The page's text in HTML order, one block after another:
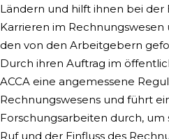
Ländern und hilft ihnen bei
Karrieren im
den von den Arbeitgebern
Durch ihren Auftrag im
ACCA eine angemessene
Rechnungswesens und führt
Forschungsarbeiten durch, um
Ruf und der Einfluss des